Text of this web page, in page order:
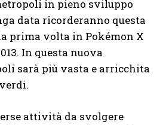
in pieno sviluppo
data ricorderanno questa
prima volta in Pokémon X
In questa nuova
sarà più vasta e arricchita
attività da svolgere